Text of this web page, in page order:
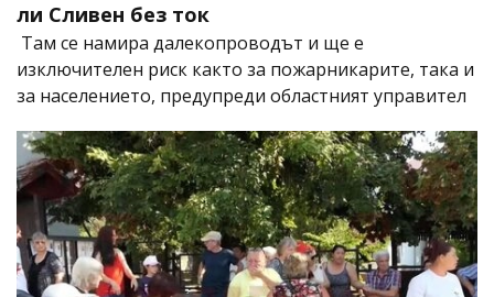
ли Сливен без ток
Там се намира далекопроводът и ще е
изключителен риск както за пожарникарите, така и
за населението, предупреди областният управител